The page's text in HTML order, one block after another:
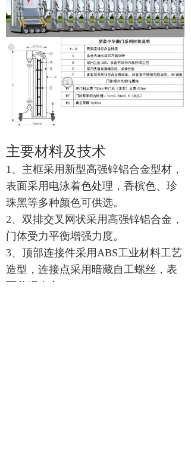
主要材料及技术
1、主框采用新型高强锌铝合金型材，
表面采用电泳着色处理，香槟色、珍
珠黑等多种颜色可供选。
2、双排交叉网状采用高强锌铝合金 ，
门体受力平衡增强力度。
3、顶部连接件采用ABS工业材料工艺
造型，连接点采用暗藏自工螺丝，表